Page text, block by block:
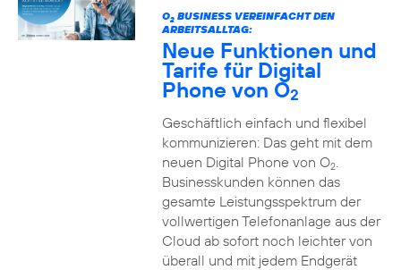
O2BUSINESS VEREINFACHT DEN
ARBEITSALLTAG:
Neue Funktionen und
Tarife für Digital
Phone von O2
Geschäftlich einfach und flexibel
kommunizieren: Das geht mit dem
neuen Digital Phone von O2.
Businesskunden können das
gesamte Leistungsspektrum der
vollwertigen Telefonanlage aus der
Cloud ab sofort noch leichter von
überall und mit jedem Endgerät